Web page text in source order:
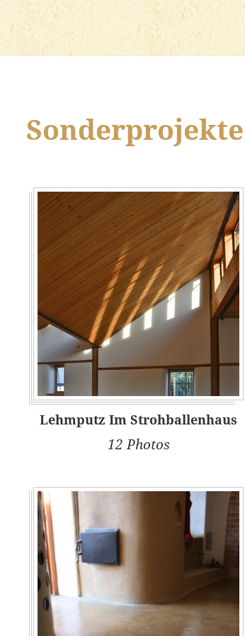
Sonderprojekte
Lehmputz Im Strohballenhaus
12 Photos